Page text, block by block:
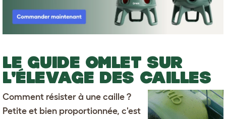
o
w
n
LE GUIDE OMLET SUR
L'ÉLEVAGE DES CAILLES
Comment résister à une caille ?
Petite et bien proportionnée, c'est